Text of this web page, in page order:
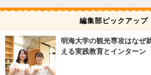
編集部ピックアップ
明海大学の観光専攻はなぜ
える実践教育とインターン